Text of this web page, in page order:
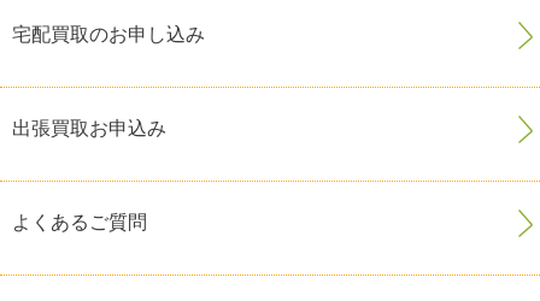
宅配買取のお申し込み
出張買取お申込み
よくあるご質問